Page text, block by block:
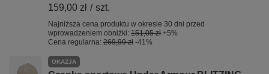
159,00 zł / szt.
Najniższa cena produktu w okresie 30 dni przed
wprowadzeniem obniżki: 151,05 zł +5%
Cena regularna: 269,99 zł -41%
OKAZJA